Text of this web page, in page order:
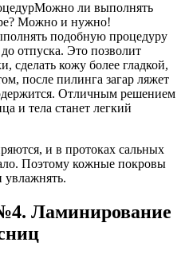
Можно ли выполнять
Можно и нужно!
подобную процедуру
отпуска. Это позволит
сделать кожу более гладкой,
после пилинга загар ляжет
Отличным решением
и тела станет легкий
и в протоках сальных
Поэтому кожные покровы
увлажнять.
Ламинирование